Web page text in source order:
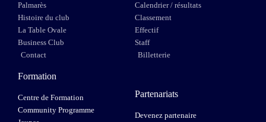
Palmarès
Histoire du club
La Table Ovale
Business Club
Contact
Calendrier / résultats
Classement
Effectif
Staff
Billetterie
Formation
Centre de Formation
Community Programme
Partenariats
Devenez partenaire